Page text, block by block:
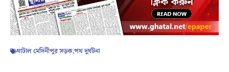
ঘাটাল মেদিনীপুর সড়ক,পথ দুর্ঘটনা